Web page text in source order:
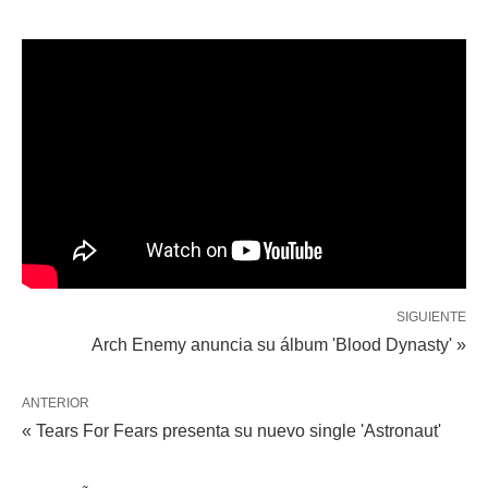
SIGUIENTE
Arch Enemy anuncia su álbum 'Blood Dynasty' »
ANTERIOR
« Tears For Fears presenta su nuevo single 'Astronaut'